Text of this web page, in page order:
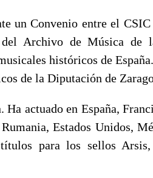
un Convenio entre el
Archivo de Música de
históricos de
de la Diputación de
actuado en España,
Estados Unidos,
para los sellos Arsis,